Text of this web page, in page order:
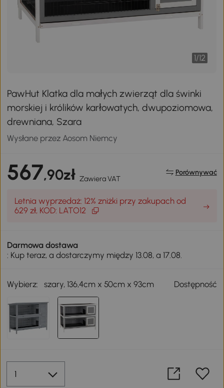
1/12
PawHut Klatka dla małych zwierząt dla świnki
morskiej i królików karłowatych, dwupoziomowa,
drewniana, Szara
Wysłane przez Aosom Niemcy
567,90zł Zawiera VAT
Porównywać
Letnia wyprzedaż: 12% zniżki przy zakupach od
629 zł, KOD: LATO12
Darmowa dostawa
: Kup teraz, a dostarczymy między 13.08, a 17.08.
Wybierz: szary, 136,4cm x 50cm x 93cm Dostępność